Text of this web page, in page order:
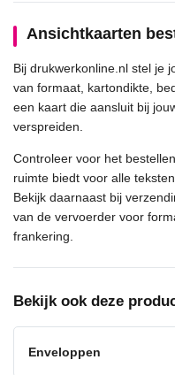
Ansichtkaarten
Bij drukwerkonline.nl stel je
van formaat, kartondikte,
een kaart die aansluit bij
verspreiden.
Controleer voor het
ruimte biedt voor alle
Bekijk daarnaast bij
van de vervoerder voor
frankering.
Bekijk ook deze
Enveloppen